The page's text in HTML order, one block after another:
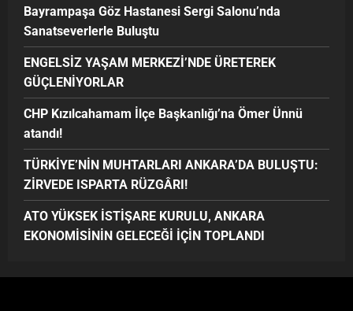
Bayrampaşa Göz Hastanesi Sergi Salonu’nda
Sanatseverlerle Buluştu
ENGELSİZ YAŞAM MERKEZİ’NDE ÜRETEREK
GÜÇLENİYORLAR
CHP Kızılcahamam İlçe Başkanlığı’na Ömer Ünnü
atandı!
TÜRKİYE’NİN MUHTARLARI ANKARA’DA BULUŞTU:
ZİRVEDE ISPARTA RÜZGÂRI!
ATO YÜKSEK İSTİŞARE KURULU, ANKARA
EKONOMİSİNİN GELECEĞİ İÇİN TOPLANDI